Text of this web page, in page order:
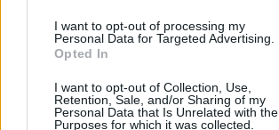
I want to opt-out of processing my
Personal Data for Targeted Advertising.
Opted In
I want to opt-out of Collection, Use,
Retention, Sale, and/or Sharing of my
Personal Data that Is Unrelated with the
Purposes for which it was collected.